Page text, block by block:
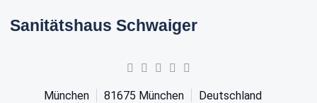
Sanitätshaus Schwaiger
München 81675 München Deutschland